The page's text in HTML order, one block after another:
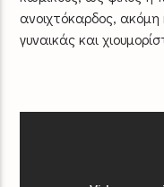
ανοιχτόκαρδος,
γυναικάς και